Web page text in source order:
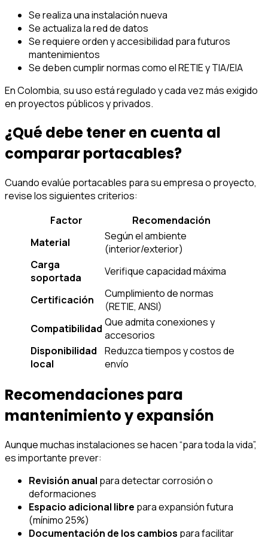
Se realiza una instalación nueva
Se actualiza la red de datos
Se requiere orden y accesibilidad para futuros
mantenimientos
Se deben cumplir normas como el RETIE y TIA/EIA
En Colombia, su uso está regulado y cada vez más exigido
en proyectos públicos y privados.
¿Qué debe tener en cuenta al
comparar portacables?
Cuando evalúe portacables para su empresa o proyecto,
revise los siguientes criterios:
Factor
Recomendación
Material
Según el ambiente
(interior/exterior)
Carga
soportada
Verifique capacidad máxima
Certificación
Cumplimiento de normas
(RETIE, ANSI)
Compatibilidad Que admita conexiones y
accesorios
Disponibilidad
local
Reduzca tiempos y costos de
envío
Recomendaciones para
mantenimiento y expansión
Aunque muchas instalaciones se hacen “para toda la vida”,
es importante prever:
Revisión anual para detectar corrosión o
deformaciones
Espacio adicional libre para expansión futura
(mínimo 25%)
Documentación de los cambios para facilitar